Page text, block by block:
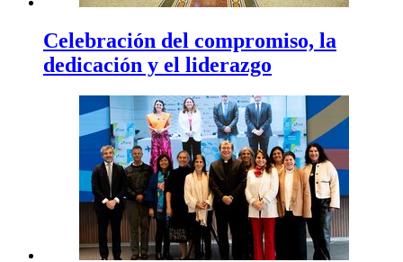
Celebración del compromiso, la
dedicación y el liderazgo